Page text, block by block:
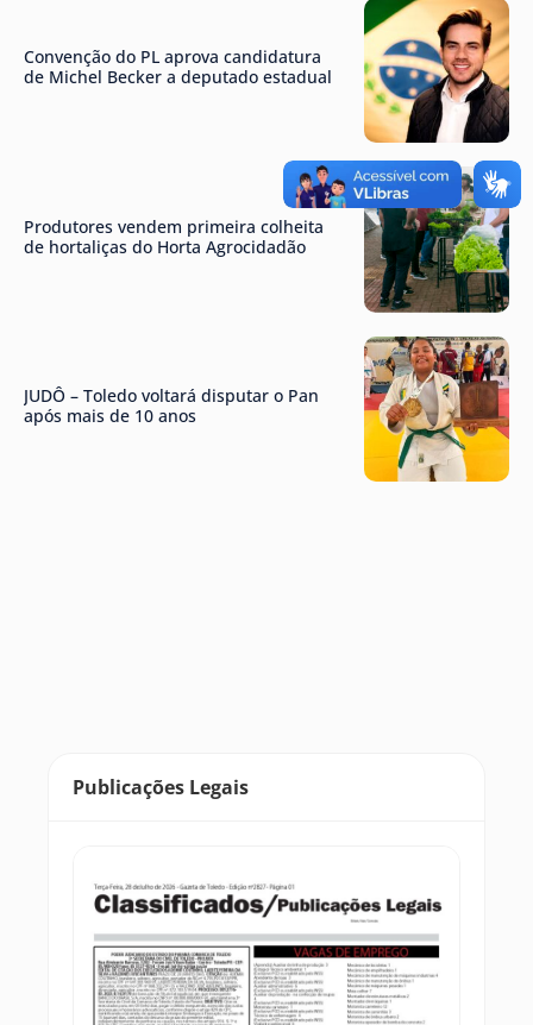
Convenção do PL aprova candidatura
de Michel Becker a deputado estadual
Produtores vendem primeira colheita
de hortaliças do Horta Agrocidadão
JUDÔ – Toledo voltará disputar o Pan
após mais de 10 anos
Publicações Legais